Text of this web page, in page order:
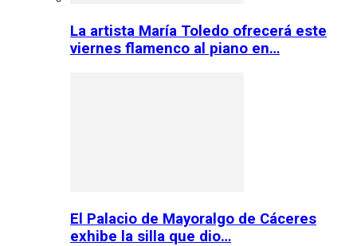
La artista María Toledo ofrecerá este
viernes flamenco al piano en…
El Palacio de Mayoralgo de Cáceres
exhibe la silla que dio…